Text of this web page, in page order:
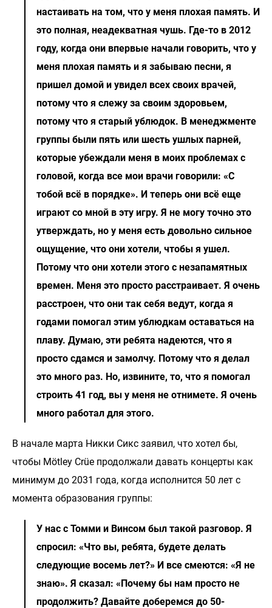
настаивать на том, что у меня плохая память. И
это полная, неадекватная чушь. Где-то в 2012
году, когда они впервые начали говорить, что у
меня плохая память и я забываю песни, я
пришел домой и увидел всех своих врачей,
потому что я слежу за своим здоровьем,
потому что я старый ублюдок. В менеджменте
группы были пять или шесть ушлых парней,
которые убеждали меня в моих проблемах с
головой, когда все мои врачи говорили: «С
тобой всё в порядке». И теперь они всё еще
играют со мной в эту игру. Я не могу точно это
утверждать, но у меня есть довольно сильное
ощущение, что они хотели, чтобы я ушел.
Потому что они хотели этого с незапамятных
времен. Меня это просто расстраивает. Я очень
расстроен, что они так себя ведут, когда я
годами помогал этим ублюдкам оставаться на
плаву. Думаю, эти ребята надеются, что я
просто сдамся и замолчу. Потому что я делал
это много раз. Но, извините, то, что я помогал
строить 41 год, вы у меня не отнимете. Я очень
много работал для этого.
В начале марта Никки Сикс заявил, что хотел бы,
чтобы Mötley Crüe продолжали давать концерты как
минимум до 2031 года, когда исполнится 50 лет с
момента образования группы:
У нас с Томми и Винсом был такой разговор. Я
спросил: «Что вы, ребята, будете делать
следующие восемь лет?» И все смеются: «Я не
знаю». Я сказал: «Почему бы нам просто не
продолжить? Давайте доберемся до 50-